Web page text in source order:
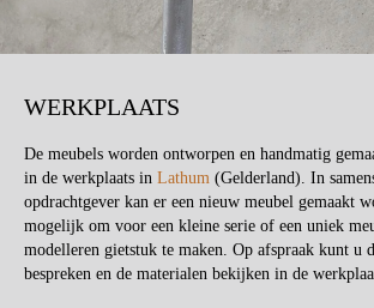
WERKPLAATS
De meubels worden ontworpen en handmatig
in de werkplaats in Lathum (Gelderland). In
opdrachtgever kan er een nieuw meubel gemaakt
mogelijk om voor een kleine serie of een uniek
modelleren gietstuk te maken. Op afspraak kunt u
bespreken en de materialen bekijken in de